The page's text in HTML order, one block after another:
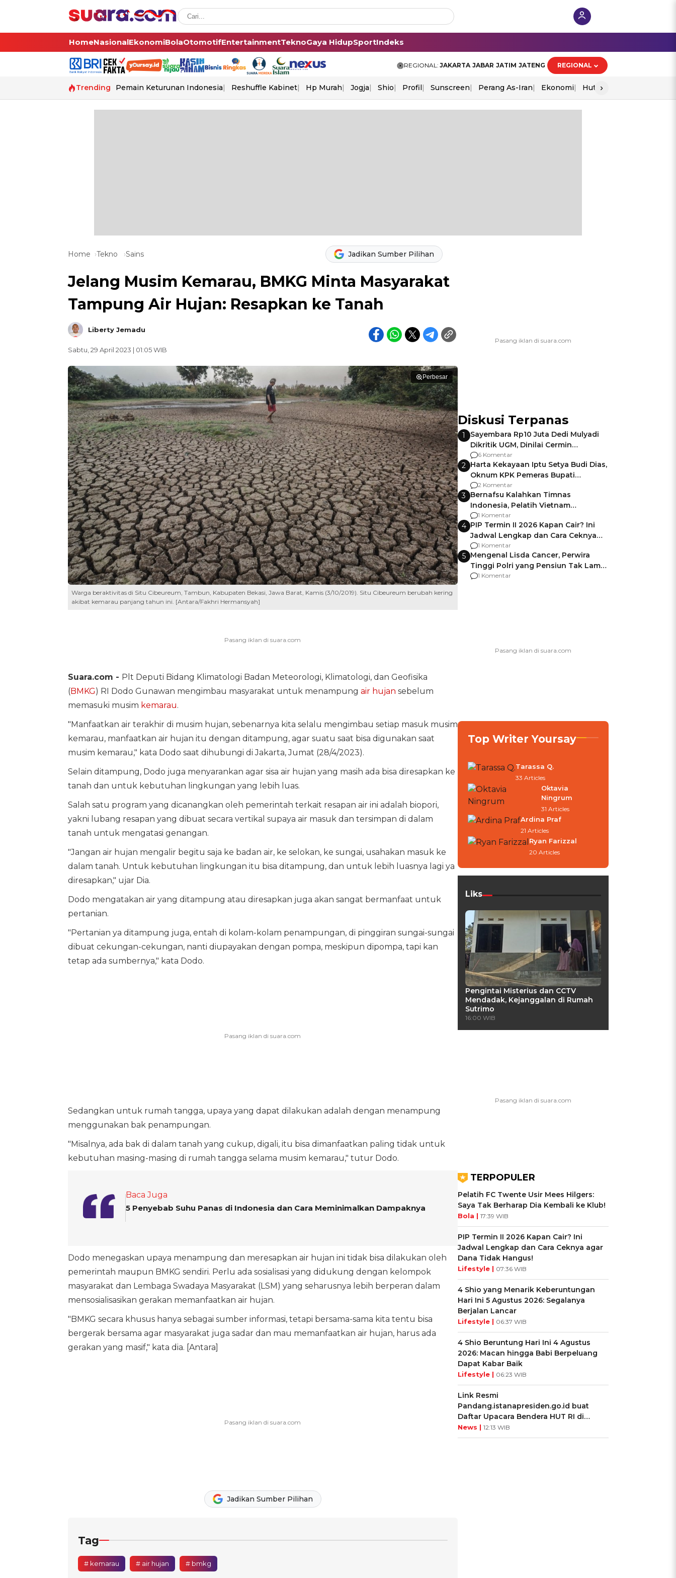
HomeNasionalEkonomiBolaOtomotifEntertainmentTeknoGaya HidupSportIndeks
REGIONAL: JAKARTA JABAR JATIM JATENG REGIONAL
Trending Pemain Keturunan Indonesia Reshuffle Kabinet Hp Murah Jogja Shio Profil Sunscreen Perang As-Iran Ekonomi Hut Ri
›
Home Tekno Sains Jadikan Sumber Pilihan
Jelang Musim Kemarau, BMKG Minta Masyarakat
Tampung Air Hujan: Resapkan ke Tanah
Liberty Jemadu
Sabtu, 29 April 2023 | 01:05 WIB
Perbesar
Warga beraktivitas di Situ Cibeureum, Tambun, Kabupaten Bekasi, Jawa Barat, Kamis (3/10/2019). Situ Cibeureum berubah kering
akibat kemarau panjang tahun ini. [Antara/Fakhri Hermansyah]
Suara.com - Plt Deputi Bidang Klimatologi Badan Meteorologi, Klimatologi, dan Geofisika
(BMKG) RI Dodo Gunawan mengimbau masyarakat untuk menampung air hujan sebelum
memasuki musim kemarau.
"Manfaatkan air terakhir di musim hujan, sebenarnya kita selalu mengimbau setiap masuk musim
kemarau, manfaatkan air hujan itu dengan ditampung, agar suatu saat bisa digunakan saat
musim kemarau," kata Dodo saat dihubungi di Jakarta, Jumat (28/4/2023).
Selain ditampung, Dodo juga menyarankan agar sisa air hujan yang masih ada bisa diresapkan ke
tanah dan untuk kebutuhan lingkungan yang lebih luas.
Salah satu program yang dicanangkan oleh pemerintah terkait resapan air ini adalah biopori,
yakni lubang resapan yang dibuat secara vertikal supaya air masuk dan tersimpan di dalam
tanah untuk mengatasi genangan.
"Jangan air hujan mengalir begitu saja ke badan air, ke selokan, ke sungai, usahakan masuk ke
dalam tanah. Untuk kebutuhan lingkungan itu bisa ditampung, dan untuk lebih luasnya lagi ya
diresapkan," ujar Dia.
Dodo mengatakan air yang ditampung atau diresapkan juga akan sangat bermanfaat untuk
pertanian.
"Pertanian ya ditampung juga, entah di kolam-kolam penampungan, di pinggiran sungai-sungai
dibuat cekungan-cekungan, nanti diupayakan dengan pompa, meskipun dipompa, tapi kan
tetap ada sumbernya," kata Dodo.
Sedangkan untuk rumah tangga, upaya yang dapat dilakukan adalah dengan menampung
menggunakan bak penampungan.
"Misalnya, ada bak di dalam tanah yang cukup, digali, itu bisa dimanfaatkan paling tidak untuk
kebutuhan masing-masing di rumah tangga selama musim kemarau," tutur Dodo.
Baca Juga
5 Penyebab Suhu Panas di Indonesia dan Cara Meminimalkan Dampaknya
Dodo menegaskan upaya menampung dan meresapkan air hujan ini tidak bisa dilakukan oleh
pemerintah maupun BMKG sendiri. Perlu ada sosialisasi yang didukung dengan kelompok
masyarakat dan Lembaga Swadaya Masyarakat (LSM) yang seharusnya lebih berperan dalam
mensosialisasikan gerakan memanfaatkan air hujan.
"BMKG secara khusus hanya sebagai sumber informasi, tetapi bersama-sama kita tentu bisa
bergerak bersama agar masyarakat juga sadar dan mau memanfaatkan air hujan, harus ada
gerakan yang masif," kata dia. [Antara]
Jadikan Sumber Pilihan
Tag
# kemarau # air hujan # bmkg
Diskusi Terpanas
1
Sayembara Rp10 Juta Dedi Mulyadi
Dikritik UGM, Dinilai Cermin
Gagalnya Negara Jamin Keamanan
6 Komentar
2 Harta Kekayaan Iptu Setya Budi Dias,
Oknum KPK Pemeras Bupati
Pemalang
2 Komentar
3 Bernafsu Kalahkan Timnas
Indonesia, Pelatih Vietnam
Berencana Pakai Jimat di Pakansari
1 Komentar
4 PIP Termin II 2026 Kapan Cair? Ini
Jadwal Lengkap dan Cara Ceknya
agar Dana Tidak Hangus!
1 Komentar
5 Mengenal Lisda Cancer, Perwira
Tinggi Polri yang Pensiun Tak Lama
Usai Jadi Brigjen
1 Komentar
Top Writer Yoursay
Tarassa Q.
33 Articles
Oktavia
Ningrum
31 Articles
Ardina Praf
21 Articles
Ryan Farizzal
20 Articles
Liks
Pengintai Misterius dan CCTV
Mendadak, Kejanggalan di Rumah
Sutrimo
16:00 WIB
TERPOPULER
Pelatih FC Twente Usir Mees Hilgers:
Saya Tak Berharap Dia Kembali ke Klub!
Bola | 17:39 WIB
PIP Termin II 2026 Kapan Cair? Ini
Jadwal Lengkap dan Cara Ceknya agar
Dana Tidak Hangus!
Lifestyle | 07:36 WIB
4 Shio yang Menarik Keberuntungan
Hari Ini 5 Agustus 2026: Segalanya
Berjalan Lancar
Lifestyle | 06:37 WIB
4 Shio Beruntung Hari Ini 4 Agustus
2026: Macan hingga Babi Berpeluang
Dapat Kabar Baik
Lifestyle | 06:23 WIB
Link Resmi
Pandang.istanapresiden.go.id buat
Daftar Upacara Bendera HUT RI di
Istana Negara
News | 12:13 WIB